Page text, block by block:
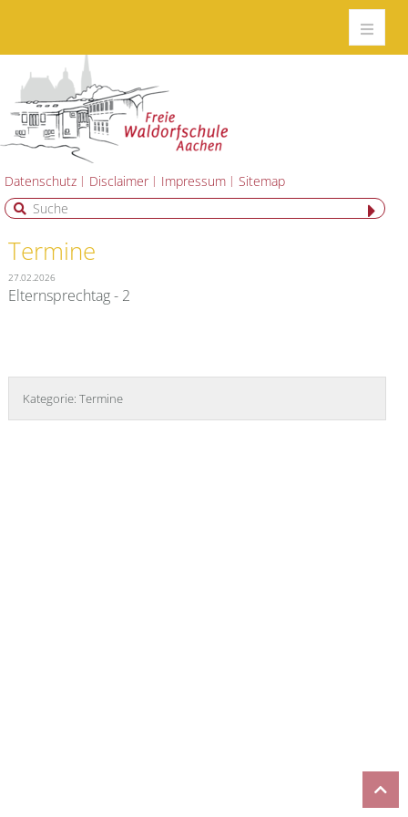
Datenschutz Disclaimer Impressum Sitemap
Termine
27.02.2026
Elternsprechtag - 2
Kategorie: Termine